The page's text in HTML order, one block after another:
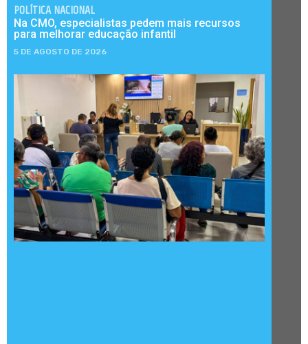
POLÍTICA NACIONAL
Na CMO, especialistas pedem mais recursos
para melhorar educação infantil
5 DE AGOSTO DE 2026